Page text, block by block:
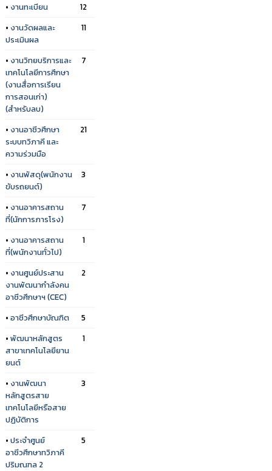
• งานทะเบียน
12
• งานวัดผลและ
ประเมินผล
11
• งานวิทยบริการและ
เทคโนโลยีการศึกษา
(งานสื่อการเรียน
การสอนเก่า)
(สำหรับลบ)
7
• งานอาชีวศึกษา
ระบบทวิภาคี และ
ความร่วมมือ
21
• งานพัสดุ(พนักงาน
ขับรถยนต์)
3
• งานอาคารสถาน
ที่(นักการภารโรง)
7
• งานอาคารสถาน
ที่(พนักงานทั่วไป)
1
• งานศูนย์ประสาน
งานพัฒนากำลังคน
อาชีวศึกษาฯ (CEC)
2
• อาชีวศึกษาบัณฑิต
5
• พัฒนาหลักสูตร
สาขาเทคโนโลยียาน
ยนต์
1
• งานพัฒนา
หลักสูตรสาย
เทคโนโลยีหรือสาย
ปฏิบัติการ
3
• ประจำศูนย์
อาชีวศึกษาทวิภาคี
ปริมณฑล 2
5